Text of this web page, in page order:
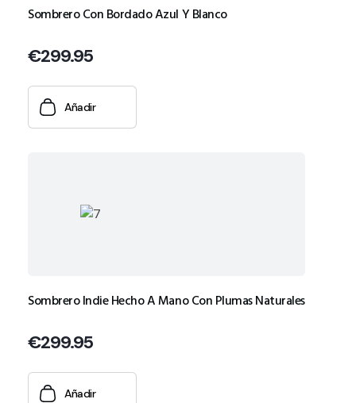
Sombrero Con Bordado Azul Y Blanco
€299.95
Añadir
Sombrero Indie Hecho A Mano Con Plumas Naturales
€299.95
Añadir